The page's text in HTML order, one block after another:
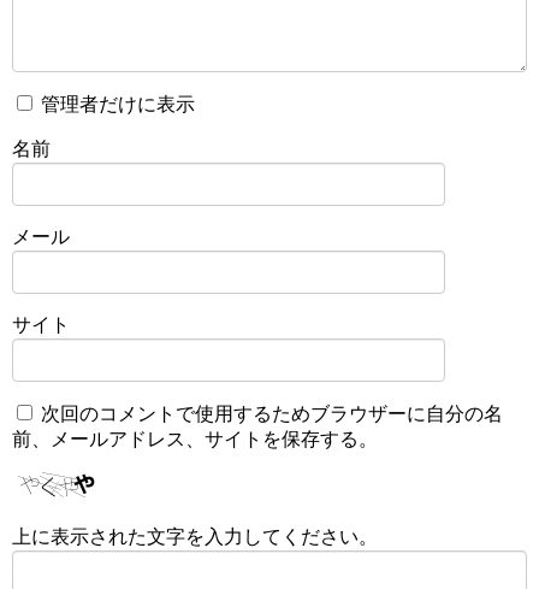
管理者だけに表示
名前
メール
サイト
次回のコメントで使用するためブラウザーに自分の名
前、メールアドレス、サイトを保存する。
上に表示された文字を入力してください。